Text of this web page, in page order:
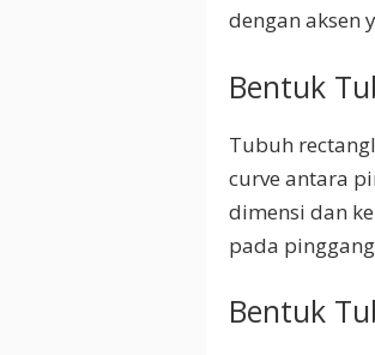
dengan aksen
Bentuk
Tubuh
curve antara
dimensi dan
pada
Bentuk